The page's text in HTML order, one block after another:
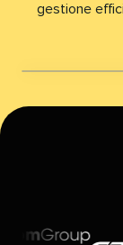
gestione